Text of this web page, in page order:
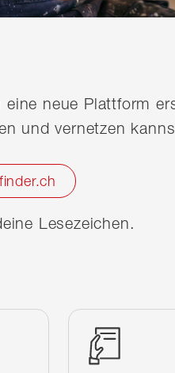
eine neue Plattform
und vernetzen
Lesezeichen.